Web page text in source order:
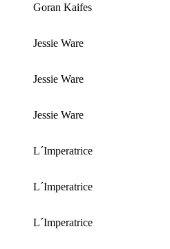
Goran Kaifes
Jessie Ware
Jessie Ware
Jessie Ware
L´Imperatrice
L´Imperatrice
L´Imperatrice